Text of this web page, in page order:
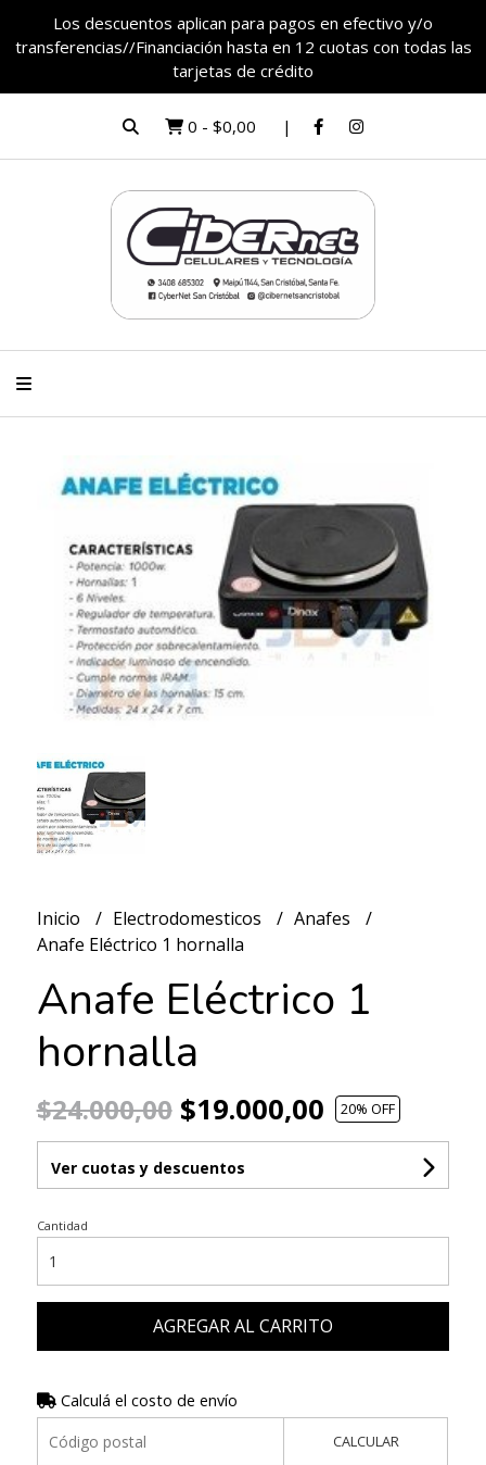
Los descuentos aplican para pagos en efectivo y/o
transferencias//Financiación hasta en 12 cuotas con todas las
tarjetas de crédito
0 - $0,00
Inicio Electrodomesticos
Anafes
Anafe Eléctrico 1 hornalla
Anafe Eléctrico 1
hornalla
$24.000,00$19.000,00 20% OFF
Ver cuotas y descuentos
Cantidad
AGREGAR AL CARRITO
Calculá el costo de envío
CALCULAR